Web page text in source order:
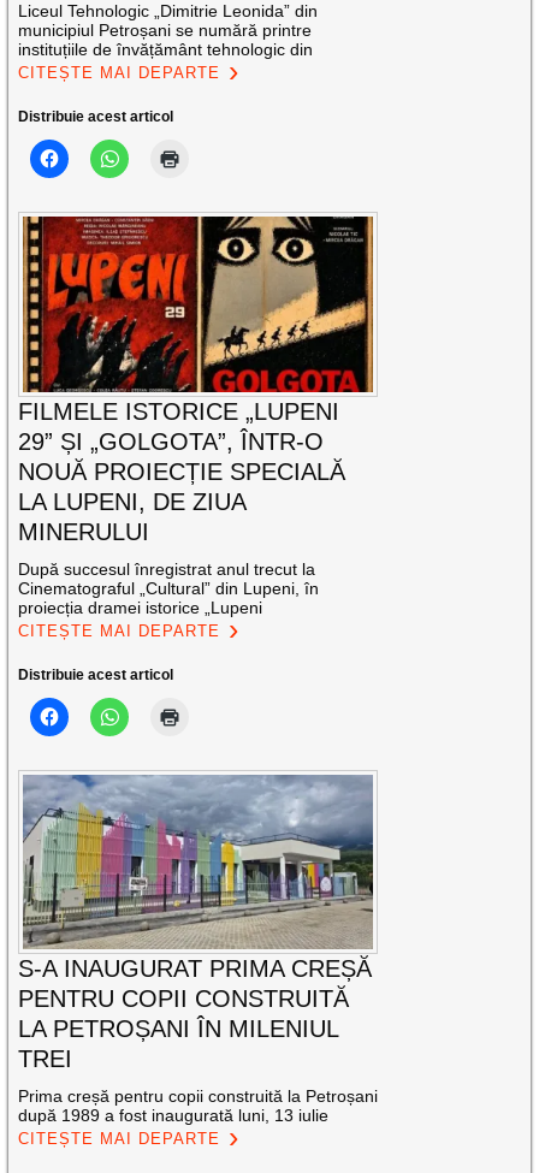
Liceul Tehnologic „Dimitrie Leonida” din
municipiul Petroșani se numără printre
instituțiile de învățământ tehnologic din
CITEȘTE MAI DEPARTE
Distribuie acest articol
FILMELE ISTORICE „LUPENI
29” ȘI „GOLGOTA”, ÎNTR-O
NOUĂ PROIECȚIE SPECIALĂ
LA LUPENI, DE ZIUA
MINERULUI
După succesul înregistrat anul trecut la
Cinematograful „Cultural” din Lupeni, în
proiecția dramei istorice „Lupeni
CITEȘTE MAI DEPARTE
Distribuie acest articol
S-A INAUGURAT PRIMA CREȘĂ
PENTRU COPII CONSTRUITĂ
LA PETROȘANI ÎN MILENIUL
TREI
Prima creșă pentru copii construită la Petroșani
după 1989 a fost inaugurată luni, 13 iulie
CITEȘTE MAI DEPARTE